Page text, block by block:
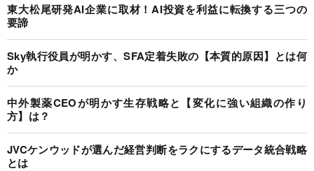
東大松尾研発AI企業に取材！AI投資を利益に転換する三つの
要諦
Sky執行役員が明かす、SFA定着失敗の【本質的原因】とは何
か
中外製薬CEOが明かす生存戦略と【変化に強い組織の作り
方】は？
JVCケンウッドが選んだ経営判断をラクにするデータ統合戦略
とは